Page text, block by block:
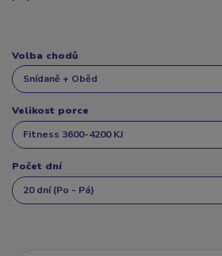
Volba chodů
Velikost porce
Počet dní